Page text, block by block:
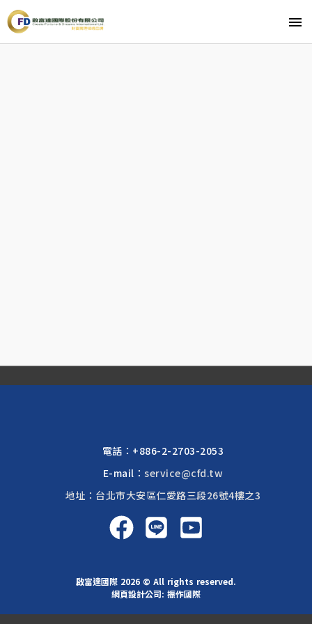
電話： +886-2-2703-2053
E-mail：service@cfd.tw
地址：台北市大安區仁愛路三段26號4樓之3
啟富達國際 2026 © All rights reserved.
網頁設計公司: 振作國際